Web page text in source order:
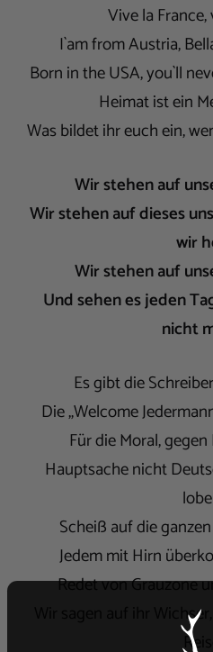
Vive la
I`am from Austria,
Born in the USA, you`ll
Heimat ist ein
Was bildet ihr euch ein,
Wir stehen auf
Wir stehen auf dieses
wir
Wir stehen auf
Und sehen es jeden
nicht
Es gibt die
Die „Welcome
Für die Moral,
Hauptsache nicht
Scheiß auf die
Jedem mit Hirn
Redet von Grauzone
Wir sagen auf ihr
Reise